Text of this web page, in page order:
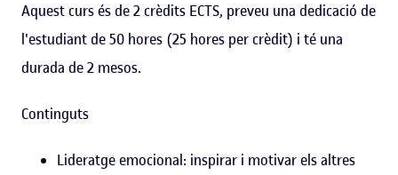
Aquest curs és de 2 crèdits ECTS, preveu una dedicació de
l'estudiant de 50 hores (25 hores per crèdit) i té una
durada de 2 mesos.
Continguts
Lideratge emocional: inspirar i motivar els altres